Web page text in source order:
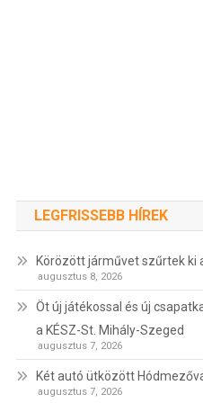
LEGFRISSEBB HÍREK
Körözött járművet szűrtek ki
augusztus 8, 2026
Öt új játékossal és új
a KÉSZ-St. Mihály-Szeged
augusztus 7, 2026
Két autó ütközött
augusztus 7, 2026